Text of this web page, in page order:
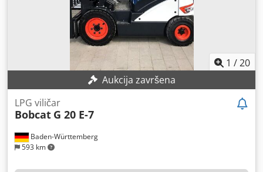
1 /20
Aukcija završena
Baden-Württemberg
593 km
LPG viličar
Bobcat G 20 E-7